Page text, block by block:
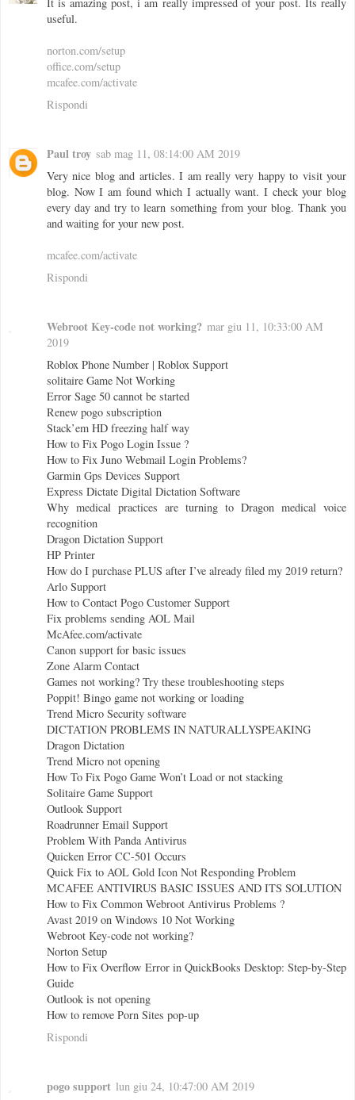
useful.
norton.com/setup
office.com/setup
mcafee.com/activate
Rispondi
Paul troy sab mag 11, 08:14:00 AM 2019
Very nice blog and articles. I am really very happy to visit your
blog. Now I am found which I actually want. I check your blog
every day and try to learn something from your blog. Thank you
and waiting for your new post.
mcafee.com/activate
Rispondi
Webroot Key-code not working? mar giu 11, 10:33:00 AM
2019
Roblox Phone Number | Roblox Support
solitaire Game Not Working
Error Sage 50 cannot be started
Renew pogo subscription
Stack’em HD freezing half way
How to Fix Pogo Login Issue ?
How to Fix Juno Webmail Login Problems?
Garmin Gps Devices Support
Express Dictate Digital Dictation Software
Why medical practices are turning to Dragon medical voice
recognition
Dragon Dictation Support
HP Printer
How do I purchase PLUS after I’ve already filed my 2019 return?
Arlo Support
How to Contact Pogo Customer Support
Fix problems sending AOL Mail
McAfee.com/activate
Canon support for basic issues
Zone Alarm Contact
Games not working? Try these troubleshooting steps
Poppit! Bingo game not working or loading
Trend Micro Security software
DICTATION PROBLEMS IN NATURALLYSPEAKING
Dragon Dictation
Trend Micro not opening
How To Fix Pogo Game Won’t Load or not stacking
Solitaire Game Support
Outlook Support
Roadrunner Email Support
Problem With Panda Antivirus
Quicken Error CC-501 Occurs
Quick Fix to AOL Gold Icon Not Responding Problem
MCAFEE ANTIVIRUS BASIC ISSUES AND ITS SOLUTION
How to Fix Common Webroot Antivirus Problems ?
Avast 2019 on Windows 10 Not Working
Webroot Key-code not working?
Norton Setup
How to Fix Overflow Error in QuickBooks Desktop: Step-by-Step
Guide
Outlook is not opening
How to remove Porn Sites pop-up
Rispondi
pogo support lun giu 24, 10:47:00 AM 2019